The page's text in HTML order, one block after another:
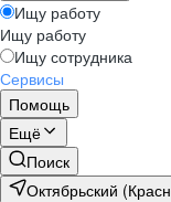
Ищу работу
Ищу работу
Ищу сотрудника
Сервисы
Помощь
Ещё
Поиск
Октябрьский